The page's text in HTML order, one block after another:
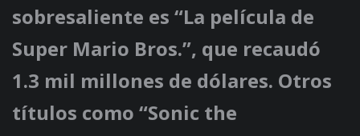
sobresaliente es “La película de
Super Mario Bros.”, que recaudó
1.3 mil millones de dólares. Otros
títulos como “Sonic the